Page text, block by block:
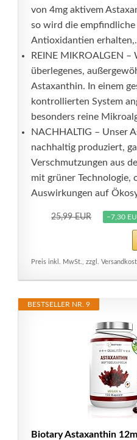
von 4mg aktivem
so wird die empfindliche
Antioxidantien
REINE MIKROALGEN
überlegenes,
Astaxanthin. In einem
kontrollierten System
besonders reine
NACHHALTIG – Unser
nachhaltig produziert,
Verschmutzungen aus
mit grüner Technologie,
Auswirkungen auf
25,99 EUR −7,30
Preis inkl. MwSt., zzgl.
BESTSELLER NR. 9
Biotary Astaxanthin